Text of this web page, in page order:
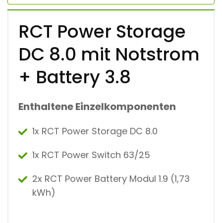
RCT Power Storage
DC 8.0 mit Notstrom
+ Battery 3.8
Enthaltene Einzelkomponenten
1x RCT Power Storage DC 8.0
1x RCT Power Switch 63/25
2x RCT Power Battery Modul 1.9 (1,73
kWh)